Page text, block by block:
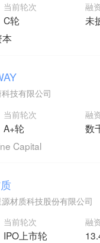
当前轮次
C轮
融
未
技有限公司
当前轮次
A+轮
融
数
Capital
材质科技股份有限公司
当前轮次
IPO上市轮
融